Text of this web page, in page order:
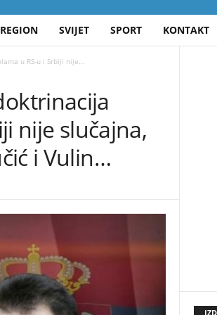
REGION SVIJET SPORT KONTAKT
u RS-u i Srbiji nije...
nije slučajna,
i Vulin…